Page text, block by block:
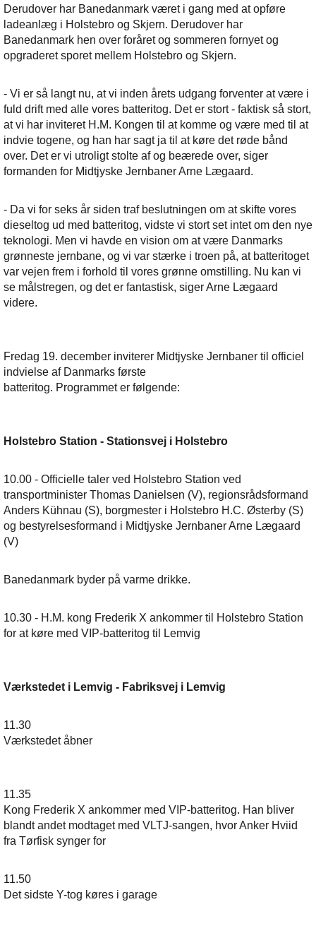
Derudover har Banedanmark været i gang med at opføre
ladeanlæg i Holstebro og Skjern. Derudover har
Banedanmark hen over foråret og sommeren fornyet og
opgraderet sporet mellem Holstebro og Skjern.
- Vi er så langt nu, at vi inden årets udgang forventer at være i
fuld drift med alle vores batteritog. Det er stort - faktisk så stort,
at vi har inviteret H.M. Kongen til at komme og være med til at
indvie togene, og han har sagt ja til at køre det røde bånd
over. Det er vi utroligt stolte af og beærede over, siger
formanden for Midtjyske Jernbaner Arne Lægaard.
- Da vi for seks år siden traf beslutningen om at skifte vores
dieseltog ud med batteritog, vidste vi stort set intet om den nye
teknologi. Men vi havde en vision om at være Danmarks
grønneste jernbane, og vi var stærke i troen på, at batteritoget
var vejen frem i forhold til vores grønne omstilling. Nu kan vi
se målstregen, og det er fantastisk, siger Arne Lægaard
videre.
Fredag 19. december inviterer Midtjyske Jernbaner til officiel
indvielse af Danmarks første
batteritog. Programmet er følgende:
Holstebro Station - Stationsvej i Holstebro
10.00 - Officielle taler ved Holstebro Station ved
transportminister Thomas Danielsen (V), regionsrådsformand
Anders Kühnau (S), borgmester i Holstebro H.C. Østerby (S)
og bestyrelsesformand i Midtjyske Jernbaner Arne Lægaard
(V)
Banedanmark byder på varme drikke.
10.30 - H.M. kong Frederik X ankommer til Holstebro Station
for at køre med VIP-batteritog til Lemvig
Værkstedet i Lemvig - Fabriksvej i Lemvig
11.30
Værkstedet åbner
11.35
Kong Frederik X ankommer med VIP-batteritog. Han bliver
blandt andet modtaget med VLTJ-sangen, hvor Anker Hviid
fra Tørfisk synger for
11.50
Det sidste Y-tog køres i garage